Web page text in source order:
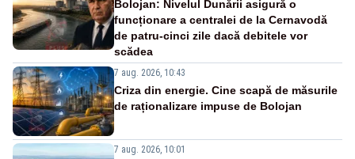
Bolojan: Nivelul Dunării asigură o
funcționare a centralei de la Cernavodă
de patru-cinci zile dacă debitele vor
scădea
7 aug. 2026, 10:43
Criza din energie. Cine scapă de măsurile
de raționalizare impuse de Bolojan
7 aug. 2026, 10:01